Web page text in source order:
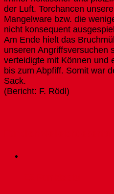
der Luft. Torchancen
Mangelware bzw. die
nicht konsequent
Am Ende hielt das
unseren Angriffsversuchen
verteidigte mit Können und
bis zum Abpfiff. Somit war
Sack.
(Bericht: F. Rödl)